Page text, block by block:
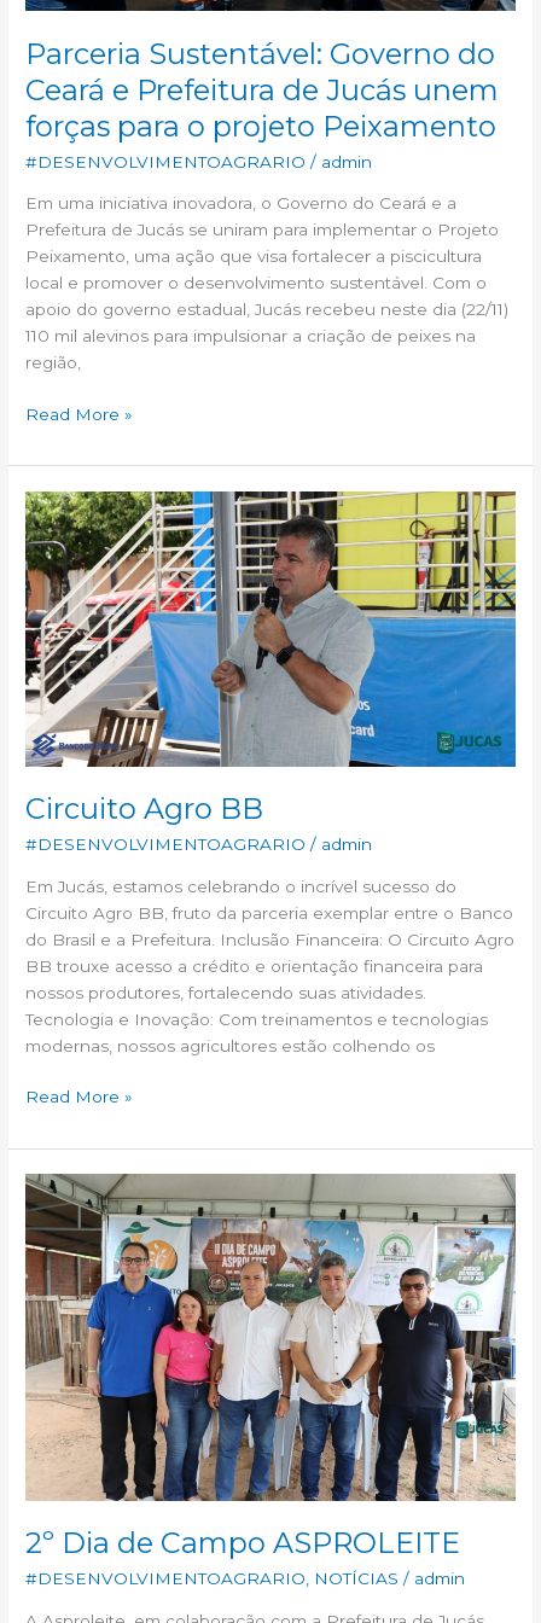
Parceria Sustentável: Governo do
Ceará e Prefeitura de Jucás unem
forças para o projeto Peixamento
#DESENVOLVIMENTOAGRARIO / admin
Em uma iniciativa inovadora, o Governo do Ceará e a
Prefeitura de Jucás se uniram para implementar o Projeto
Peixamento, uma ação que visa fortalecer a piscicultura
local e promover o desenvolvimento sustentável. Com o
apoio do governo estadual, Jucás recebeu neste dia (22/11)
110 mil alevinos para impulsionar a criação de peixes na
região,
forças
para
o
projeto
Peixamento
Read More »
Circuito Agro BB
#DESENVOLVIMENTOAGRARIO / admin
Em Jucás, estamos celebrando o incrível sucesso do
Circuito Agro BB, fruto da parceria exemplar entre o Banco
do Brasil e a Prefeitura. Inclusão Financeira: O Circuito Agro
BB trouxe acesso a crédito e orientação financeira para
nossos produtores, fortalecendo suas atividades.
Tecnologia e Inovação: Com treinamentos e tecnologias
modernas, nossos agricultores estão colhendo os
Circuito
Agro
BB
Read More »
2º Dia de Campo ASPROLEITE
#DESENVOLVIMENTOAGRARIO NOTÍCIAS / admin
2º
Dia
de
Campo
ASPROLEITE